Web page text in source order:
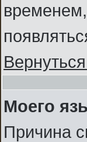
Моего
Причина